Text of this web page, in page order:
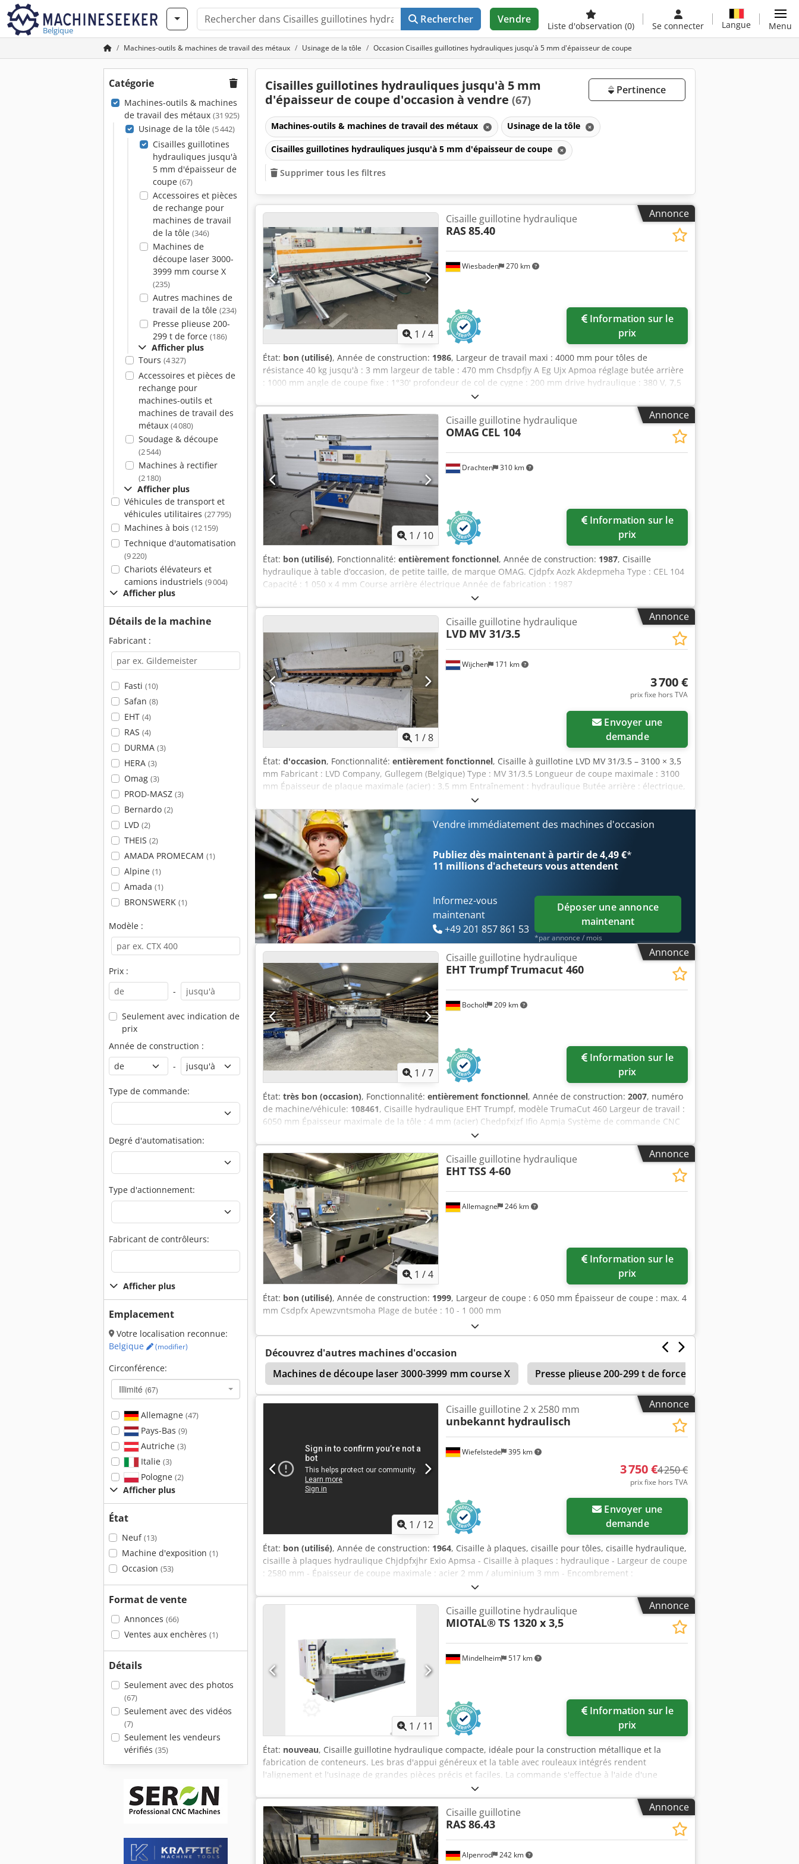
Belgique
Rechercher Vendre
Liste d'observation (0) Se connecter Langue Menu
Machines-outils & machines de travail des métaux Usinage de la tôle Occasion Cisailles guillotines hydrauliques jusqu'à 5 mm d'épaisseur de coupe
Catégorie
Machines-outils & machines
de travail des métaux (31 925)
Usinage de la tôle (5 442)
Cisailles guillotines
hydrauliques jusqu'à
5 mm d'épaisseur de
coupe (67)
Accessoires et pièces
de rechange pour
machines de travail
de la tôle (346)
Machines de
découpe laser 3000-
3999 mm course X
(235)
Autres machines de
travail de la tôle (234)
Presse plieuse 200-
299 t de force (186)
Afficher plus
Tours (4 327)
Accessoires et pièces de
rechange pour
machines-outils et
machines de travail des
métaux (4 080)
Soudage & découpe
(2 544)
Machines à rectifier
(2 180)
Afficher plus
Véhicules de transport et
véhicules utilitaires (27 795)
Machines à bois (12 159)
Technique d'automatisation
(9 220)
Chariots élévateurs et
camions industriels (9 004)
Afficher plus
Détails de la machine
Fabricant :
Fasti (10)
Safan (8)
EHT (4)
RAS (4)
DURMA (3)
HERA (3)
Omag (3)
PROD-MASZ (3)
Bernardo (2)
LVD (2)
THEIS (2)
AMADA PROMECAM (1)
Alpine (1)
Amada (1)
BRONSWERK (1)
Modèle :
Prix :
-
Seulement avec indication de
prix
Année de construction :
-
Type de commande:
Degré d'automatisation:
Type d'actionnement:
Fabricant de contrôleurs:
Afficher plus
Emplacement
Votre localisation reconnue:
Belgique
(modifier)
Circonférence:
Illimité (67)
Allemagne (47)
Pays-Bas (9)
Autriche (3)
Italie (3)
Pologne (2)
Afficher plus
État
Neuf(13)
Machine d'exposition (1)
Occasion (53)
Format de vente
Annonces (66)
Ventes aux enchères (1)
Détails
Seulement avec des photos
(67)
Seulement avec des vidéos
(7)
Seulement les vendeurs
vérifiés (35)
Cisailles guillotines hydrauliques jusqu'à 5 mm
d'épaisseur de coupe d'occasion à vendre (67)
Pertinence
Machines-outils & machines de travail des métaux Usinage de la tôle
Cisailles guillotines hydrauliques jusqu'à 5 mm d'épaisseur de coupe
Supprimer tous les filtres
Annonce
1 /4
Wiesbaden 270 km
Cisaille guillotine hydraulique
RAS85.40
Information sur le
prix
État: bon (utilisé), Année de construction: 1986, Largeur de travail maxi : 4000 mm pour tôles de
résistance 40 kg jusqu'à : 3 mm largeur de table : 470 mm Chsdpfjy A Eg Ujx Apmoa réglage butée arrière
: 1000 mm angle de coupe fixe : 1°30' profondeur de col de cygne : 200 mm drive hydraulique : 380 V, 7,5
kW espace nécessaire : 4650 x 1830 x 1420 mm (h) poids : 5,7 t
Annonce
1 / 10
Drachten 310 km
Cisaille guillotine hydraulique
OMAG CEL 104
Information sur le
prix
État: bon (utilisé), Fonctionnalité: entièrement fonctionnel, Année de construction: 1987, Cisaille
hydraulique à table d’occasion, de petite taille, de marque OMAG. Cjdpfx Aozk Akdepmeha Type : CEL 104
Capacité : 1 050 x 4 mm Course arrière électrique Année de fabrication : 1987
Annonce
1 /8
Wijchen 171 km
Cisaille guillotine hydraulique
LVD MV 31/3.5
3 700 €
prix fixe hors TVA
demande
État: d'occasion, Fonctionnalité: entièrement fonctionnel, Cisaille à guillotine LVD MV 31/3.5 – 3100 × 3,5
mm Fabricant : LVD Company, Gullegem (Belgique) Type : MV 31/3.5 Longueur de coupe maximale : 3100
mm Épaisseur de plaque maximale (acier) : 3,5 mm Entraînement : hydraulique Butée arrière : électrique,
750 mm Poids de la machine : environ 4000 kg Dimensions : environ 4000 × 1800 × 1600 mm Chodpfx
Apszi Hhwemoa
Vendre immédiatement des machines d'occasion
Publiez dès maintenant à partir de 4,49 €*
11 millions d'acheteursvous attendent
Informez-vous
maintenant
+49 201 857 861 53
Déposer une annonce
maintenant
*par annonce / mois
Annonce
1 /7
Bocholt 209 km
Cisaille guillotine hydraulique
EHT TrumpfTrumacut 460
Information sur le
prix
État: très bon (occasion), Fonctionnalité: entièrement fonctionnel, Année de construction: 2007, numéro
de machine/véhicule: 108461, Cisaille hydraulique EHT Trumpf, modèle TrumaCut 460 Largeur de travail :
6050 mm Épaisseur maximale de la tôle : 4 mm (acier) Chedpfxjzf Ifio Apmja Système de commande CNC
Cybelec, type DNC 60-GS Dispositif pneumatique de maintien des tôles Butée arrière motorisée Réglage
automatique de l’écart de coupe Réglage automatique de l’angle Butée latérale de 6000 mm
Annonce
1 /4
Allemagne 246 km
Cisaille guillotine hydraulique
EHTTSS 4-60
Information sur le
prix
État: bon (utilisé), Année de construction: 1999, Largeur de coupe : 6 050 mm Épaisseur de coupe : max. 4
mm Csdpfx Apewzvntsmoha Plage de butée : 10 - 1 000 mm
Découvrez d'autres machines d'occasion
Machines de découpe laser 3000-3999 mm course X
Presse plieuse 200-299 t de force
Cisaille À Guillotine Fasti
Annonce
1 / 12
Wiefelstede 395 km
Cisaille guillotine 2 x 2580 mm
unbekannt hydraulisch
3 750 €4 250 €
prix fixe hors TVA
demande
État: bon (utilisé), Année de construction: 1964, Cisaille à plaques, cisaille pour tôles, cisaille hydraulique,
cisaille à plaques hydraulique Chjdpfxjhr Exio Apmsa - Cisaille à plaques : hydraulique - Largeur de coupe
: 2580 mm - Épaisseur de coupe maximale : acier 2 mm / aluminium 3 mm - Encombrement :
3020/2000/H1320 mm - Dimensions pour le transport : 3020/2000/1320 mm - Poids : 3185 kg
Annonce
1 / 11
Mindelheim 517 km
Cisaille guillotine hydraulique
MIOTAL® TS 1320 x 3,5
Information sur le
prix
État: nouveau, Cisaille guillotine hydraulique compacte, idéale pour la construction métallique et la
fabrication de conteneurs. Les bras d'appui généreux et la table avec rouleaux intégrés rendent
l'alignement et l'usinage de grandes pièces précis et faciles. La commande s'effectue à l'aide d'une
pédale, ce qui laisse les mains libres pour aligner la pièce. Caractéristiques techniques : Longueur de
coupe : 1320 mm Épaisseur de la tôle : 3,5 mm Coups / min : 35 - 47 Nombre de serre-flans : 9 Pression du
serre-flan : 2,5 t Bras d'appui avant : 1000 mm Butée arrière : 600 mm Angle de coupe : 1/2 - 2 Puissance
du moteur : 5,5 kW Équipement : Csdotvnczspfx Apmoha - Lames de cisailles de haute qualité, fortement
alliées avec une forte teneur en chrome - Lame supérieure à 2 tranchants, lame inférieure à 4 tranchants
- Réglage hydraulique de l'angle de coupe - Réglage manuel de l'écartement de coupe (à partir de 4,5
Annonce
Alpenrod 242 km
Cisaille guillotine
RAS86.43